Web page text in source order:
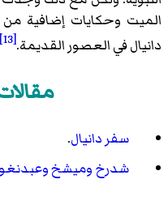
الميت وحكايات إضافية من
دانيال في العصور القديمة.[13]
سفر دانيال.
شدرخ وميشخ وعبدنغو